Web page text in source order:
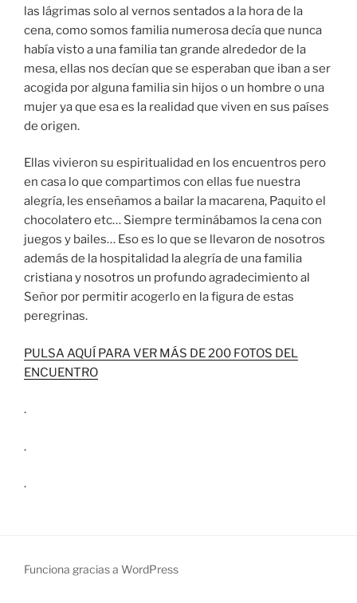
las lágrimas solo al vernos sentados a la hora de la
cena, como somos familia numerosa decía que nunca
había visto a una familia tan grande alrededor de la
mesa, ellas nos decían que se esperaban que iban a ser
acogida por alguna familia sin hijos o un hombre o una
mujer ya que esa es la realidad que viven en sus países
de origen.
Ellas vivieron su espiritualidad en los encuentros pero
en casa lo que compartimos con ellas fue nuestra
alegría, les enseñamos a bailar la macarena, Paquito el
chocolatero etc… Siempre terminábamos la cena con
juegos y bailes… Eso es lo que se llevaron de nosotros
además de la hospitalidad la alegría de una familia
cristiana y nosotros un profundo agradecimiento al
Señor por permitir acogerlo en la figura de estas
peregrinas.
PULSA AQUÍ PARA VER MÁS DE 200 FOTOS DEL
ENCUENTRO
.
.
.
Funciona gracias a WordPress